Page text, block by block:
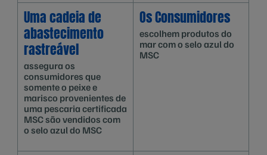
Uma cadeia de
abastecimento
rastreável
assegura os
consumidores que
somente o peixe e
marisco provenientes de
uma pescaria certificada
MSC são vendidos com
o selo azul do MSC
Os Consumidores
escolhem produtos do
mar com o selo azul do
MSC